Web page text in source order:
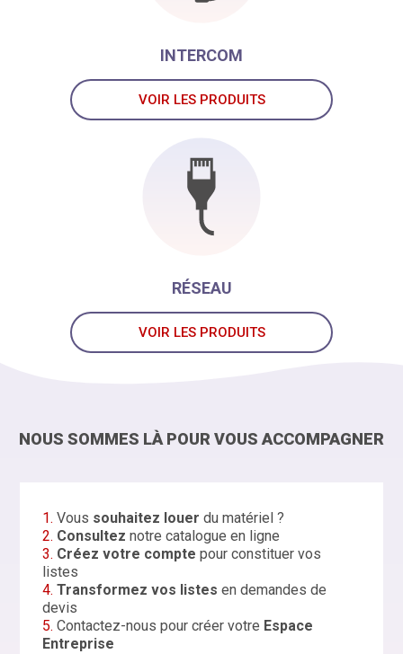
INTERCOM
VOIR LES PRODUITS
RÉSEAU
VOIR LES PRODUITS
NOUS SOMMES LÀ POUR VOUS ACCOMPAGNER
1.Vous souhaitez louer du matériel ?
2. Consultez notre catalogue en ligne
3. Créez votre compte pour constituer vos
listes
4.Transformez vos listes en demandes de
devis
5.Contactez-nous pour créer votre Espace
Entreprise